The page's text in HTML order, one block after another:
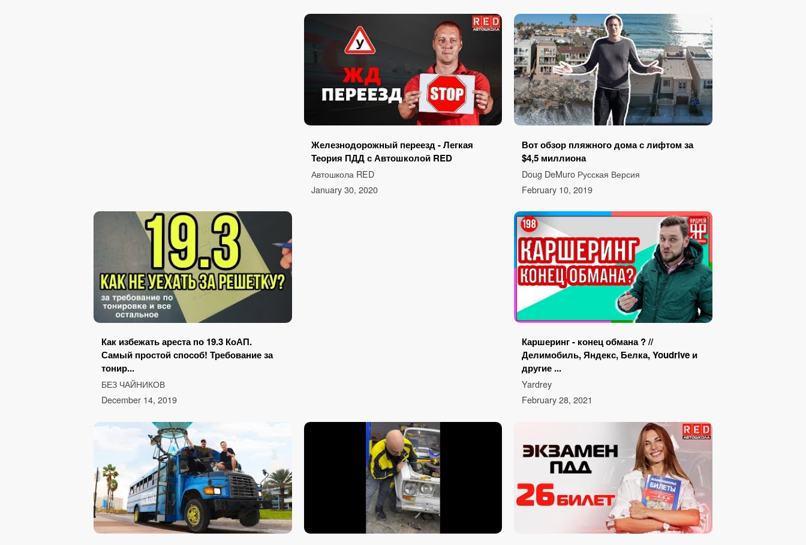
Железнодорожный переезд - Легкая
Теория ПДД с Автошколой RED
Автошкола RED
January 30, 2020
Вот обзор пляжного дома с лифтом за
$4,5 миллиона
Doug DeMuro Русская Версия
February 10, 2019
Как избежать ареста по 19.3 КоАП.
Самый простой способ! Требование за
тонир...
БЕЗ ЧАЙНИКОВ
December 14, 2019
Каршеринг - конец обмана ? //
Делимобиль, Яндекс, Белка, Youdrive и
другие ...
Yardrey
February 28, 2021